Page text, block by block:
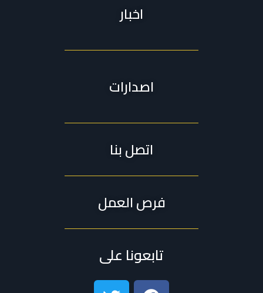
اخبار
اصدارات
اتصل بنا
فرص العمل
تابعونا على